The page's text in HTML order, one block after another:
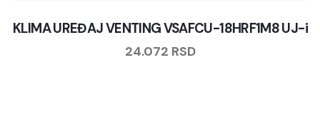
KLIMA UREĐAJ VENTING VSAFCU-18HRF1M8 UJ-i
24.072 RSD